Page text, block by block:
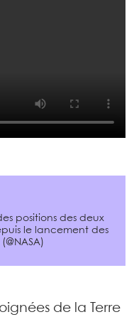
positions des deux
le lancement des
de la Terre